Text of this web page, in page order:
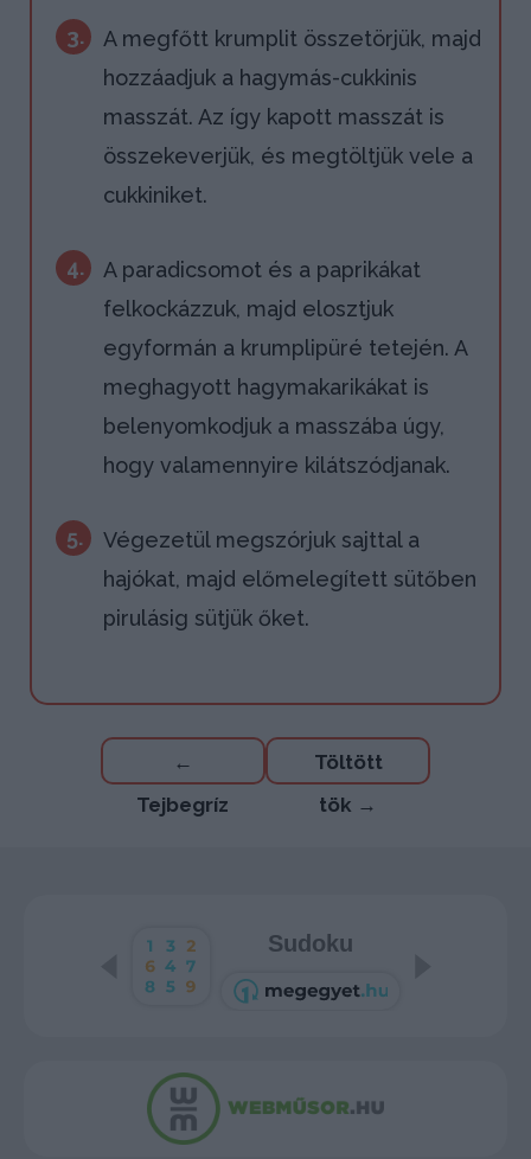
3.
A megfőtt krumplit összetörjük, majd
hozzáadjuk a hagymás-cukkinis
masszát. Az így kapott masszát is
összekeverjük, és megtöltjük vele a
cukkiniket.
4.
A paradicsomot és a paprikákat
felkockázzuk, majd elosztjuk
egyformán a krumplipüré tetején. A
meghagyott hagymakarikákat is
belenyomkodjuk a masszába úgy,
hogy valamennyire kilátszódjanak.
5.
Végezetül megszórjuk sajttal a
hajókat, majd előmelegített sütőben
pirulásig sütjük őket.
Bejegyzés
navigáció
←
Tejbegríz
Töltött
tök →
Sudoku